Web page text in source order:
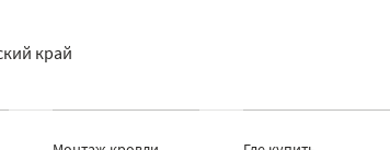
край